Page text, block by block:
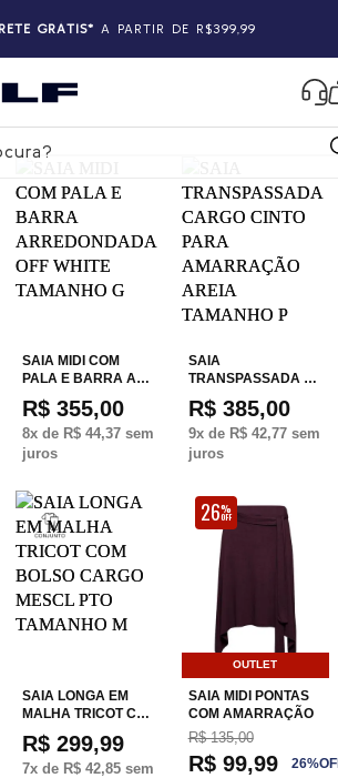
GRÁTIS* A PARTIR DE R$399,99
SAIA MIDI COM
PALA E BARRA A…
R$ 355,00
8x de R$ 44,37 sem
juros
SAIA
TRANSPASSADA …
R$ 385,00
9x de R$ 42,77sem
juros
SAIA LONGA EM
MALHA TRICOT C…
R$ 299,99
7x de R$ 42,85 sem
26%
OFF
OUTLET
SAIA MIDI PONTAS
COM AMARRAÇÃO
R$ 135,00
R$ 99,99 26%